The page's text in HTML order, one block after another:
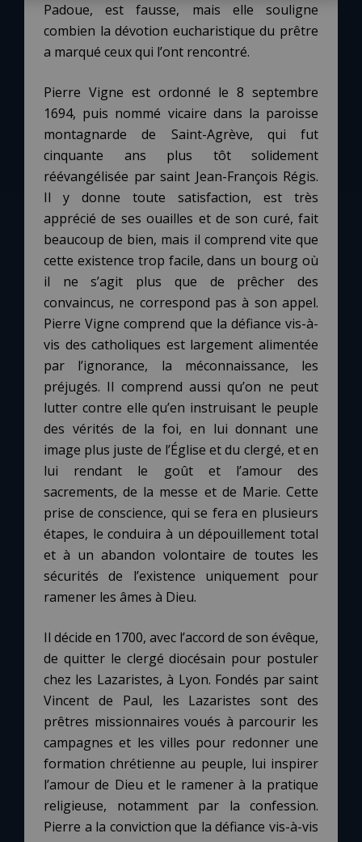
Padoue, est fausse, mais elle souligne
combien la dévotion eucharistique du prêtre
a marqué ceux qui l’ont rencontré.
Pierre Vigne est ordonné le 8 septembre
1694, puis nommé vicaire dans la paroisse
montagnarde de Saint-Agrève, qui fut
cinquante ans plus tôt solidement
réévangélisée par saint Jean-François Régis.
Il y donne toute satisfaction, est très
apprécié de ses ouailles et de son curé, fait
beaucoup de bien, mais il comprend vite que
cette existence trop facile, dans un bourg où
il ne s’agit plus que de prêcher des
convaincus, ne correspond pas à son appel.
Pierre Vigne comprend que la défiance vis-à-
vis des catholiques est largement alimentée
par l’ignorance, la méconnaissance, les
préjugés. Il comprend aussi qu’on ne peut
lutter contre elle qu’en instruisant le peuple
des vérités de la foi, en lui donnant une
image plus juste de l’Église et du clergé, et en
lui rendant le goût et l’amour des
sacrements, de la messe et de Marie. Cette
prise de conscience, qui se fera en plusieurs
étapes, le conduira à un dépouillement total
et à un abandon volontaire de toutes les
sécurités de l’existence uniquement pour
ramener les âmes à Dieu.
Il décide en 1700, avec l’accord de son évêque,
de quitter le clergé diocésain pour postuler
chez les Lazaristes, à Lyon. Fondés par saint
Vincent de Paul, les Lazaristes sont des
prêtres missionnaires voués à parcourir les
campagnes et les villes pour redonner une
formation chrétienne au peuple, lui inspirer
l’amour de Dieu et le ramener à la pratique
religieuse, notamment par la confession.
Pierre a la conviction que la défiance vis-à-vis